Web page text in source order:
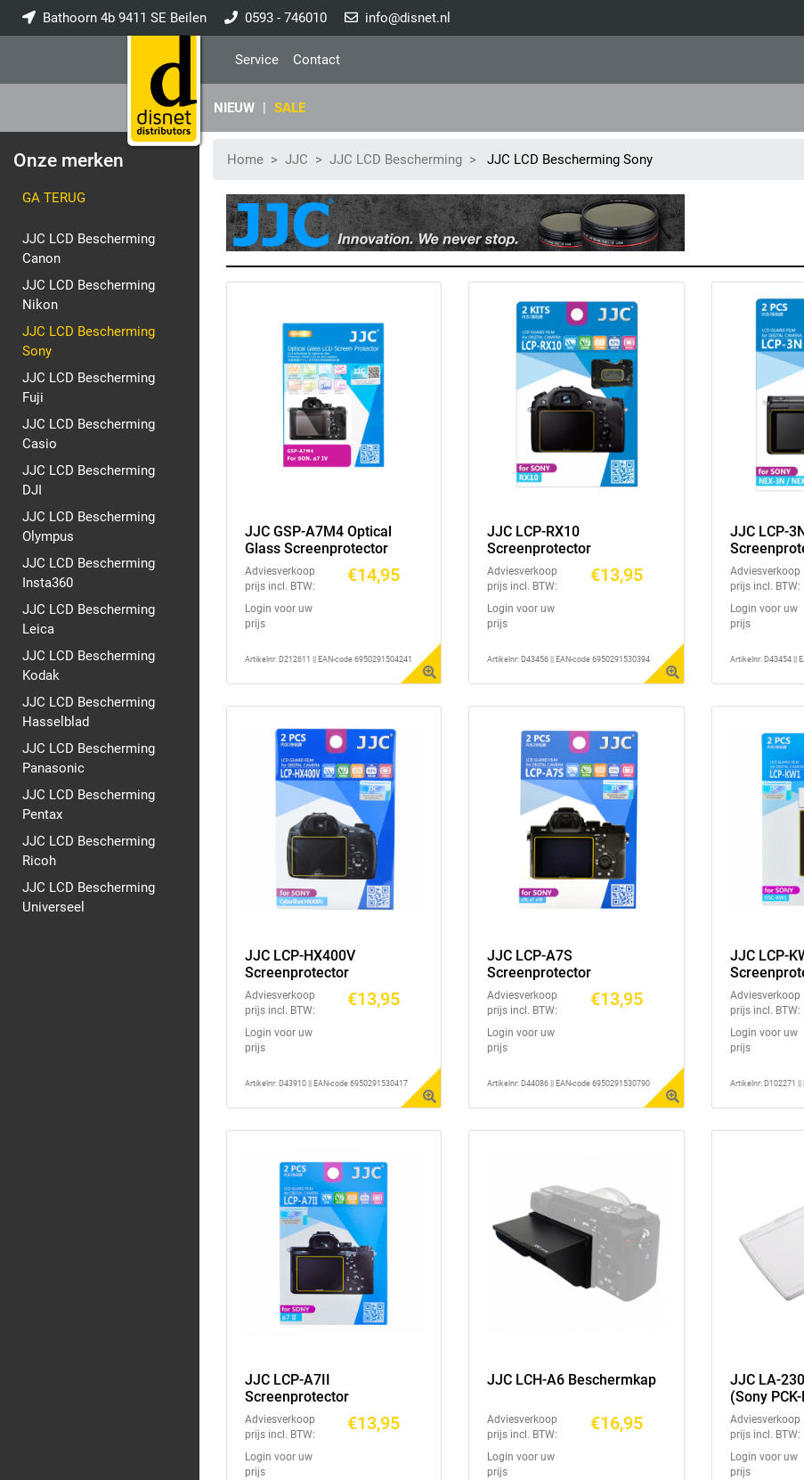
Bathoorn 4b 9411 SE Beilen 0593 - 746010 info@disnet.nl
Service Contact
NIEUW | SALE
Onze merken
GA TERUG
JJC LCD Bescherming
Canon
JJC LCD Bescherming
Nikon
JJC LCD Bescherming
Sony
JJC LCD Bescherming
Fuji
JJC LCD Bescherming
Casio
JJC LCD Bescherming
DJI
JJC LCD Bescherming
Olympus
JJC LCD Bescherming
Insta360
JJC LCD Bescherming
Leica
JJC LCD Bescherming
Kodak
JJC LCD Bescherming
Hasselblad
JJC LCD Bescherming
Panasonic
JJC LCD Bescherming
Pentax
JJC LCD Bescherming
Ricoh
JJC LCD Bescherming
Universeel
Home JJC JJC LCD Bescherming JJC LCD Bescherming Sony
JJC GSP-A7M4 Optical
Glass Screenprotector
Adviesverkoop
prijs incl. BTW:
€14,95
Login voor uw
prijs
Artikelnr: D212611 || EAN-code 6950291504241
JJC LCP-RX10
Screenprotector
Adviesverkoop
prijs incl. BTW:
€13,95
Login voor uw
prijs
Artikelnr: D43456 || EAN-code 6950291530394
JJC LCP-3N
Adviesverkoop
prijs incl. BTW:
Login voor uw
prijs
Artikelnr: D43454 ||
JJC LCP-HX400V
Screenprotector
Adviesverkoop
prijs incl. BTW:
€13,95
Login voor uw
prijs
Artikelnr: D43910 || EAN-code 6950291530417
JJC LCP-A7S
Screenprotector
Adviesverkoop
prijs incl. BTW:
€13,95
Login voor uw
prijs
Artikelnr: D44086 || EAN-code 6950291530790
JJC LCP-
Adviesverkoop
prijs incl. BTW:
Login voor uw
prijs
Artikelnr: D102271 ||
JJC LCP-A7II
Screenprotector
Adviesverkoop
prijs incl. BTW:
€13,95
Login voor uw
prijs
JJC LCH-A6 Beschermkap
Adviesverkoop
prijs incl. BTW:
€16,95
Login voor uw
prijs
JJC LA-
(Sony
Adviesverkoop
prijs incl. BTW:
Login voor uw
prijs